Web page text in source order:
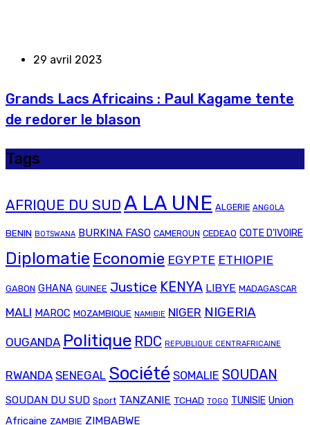
29 avril 2023
Grands Lacs Africains : Paul Kagame tente
de redorer le blason
Tags
AFRIQUE DU SUD A LA UNE ALGERIE ANGOLA
BENIN BOTSWANA BURKINA FASO CAMEROUN CEDEAO COTE D'IVOIRE
Diplomatie Economie EGYPTE ETHIOPIE
GABON GHANA GUINEE Justice KENYA LIBYE MADAGASCAR
MALI MAROC MOZAMBIQUE NAMIBIE NIGER NIGERIA
OUGANDA Politique RDC REPUBLIQUE CENTRAFRICAINE
RWANDA SENEGAL Société SOMALIE SOUDAN
SOUDAN DU SUD Sport TANZANIE TCHAD TOGO TUNISIE Union
Africaine ZAMBIE ZIMBABWE